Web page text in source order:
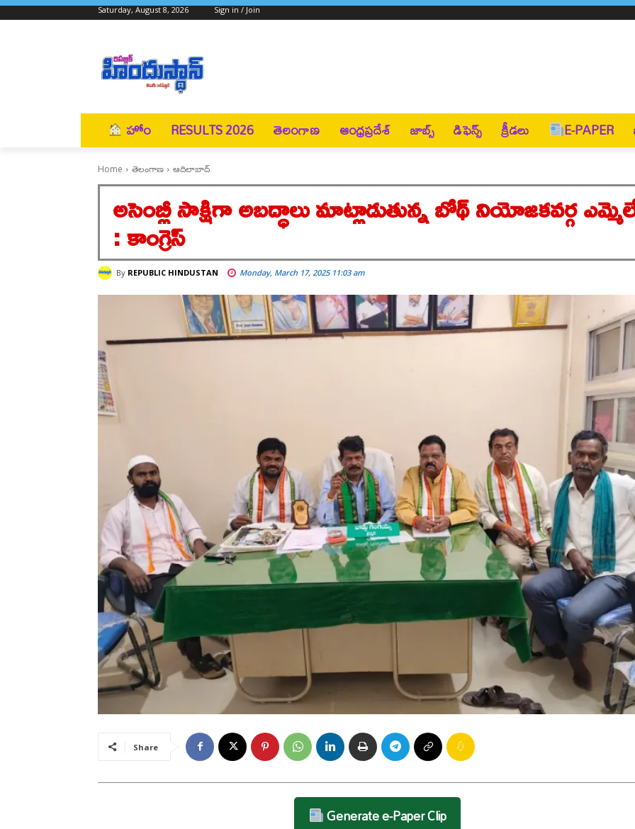
Saturday, August 8, 2026 Sign in / Join
హోం RESULTS 2026 తెలంగాణ ఆంధ్రప్రదేశ్ జాబ్స్ డిఫెన్స్ క్రీడలు E-PAPER
Home తెలంగాణ ఆదిలాబాద్
అసెంబ్లీ సాక్షిగా అబద్ధాలు మాట్లాడుతున్న బోథ్ నియోజకవర్గ
: కాంగ్రెస్
By REPUBLIC HINDUSTAN Monday, March 17, 2025 11:03 am
Share
Generate e-Paper Clip